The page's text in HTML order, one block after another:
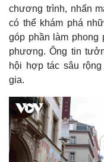
chương trình, nhấn
có thể khám phá
góp phần làm phong
phương. Ông tin
hội hợp tác sâu
gia.